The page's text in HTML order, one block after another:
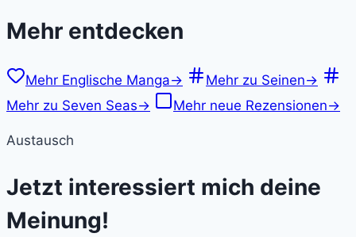
Mehr entdecken
Mehr Englische Manga→ Mehr zu Seinen→
Mehr zu Seven Seas→ Mehr neue Rezensionen→
Austausch
Jetzt interessiert mich deine
Meinung!